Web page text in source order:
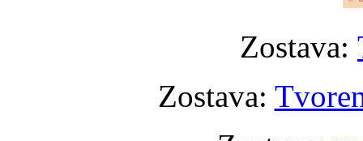
Zostava:
Zostava: